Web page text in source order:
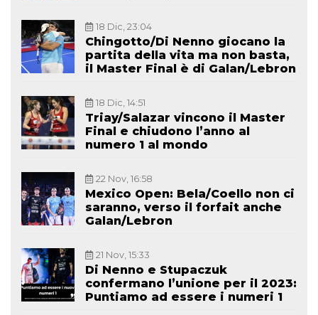
18 Dic, 23:04
Chingotto/Di Nenno giocano la
partita della vita ma non basta,
il Master Final è di Galan/Lebron
18 Dic, 14:51
Triay/Salazar vincono il Master
Final e chiudono l’anno al
numero 1 al mondo
22 Nov, 16:58
Mexico Open: Bela/Coello non ci
saranno, verso il forfait anche
Galan/Lebron
21 Nov, 15:33
Di Nenno e Stupaczuk
confermano l’unione per il 2023:
Puntiamo ad essere i numeri 1